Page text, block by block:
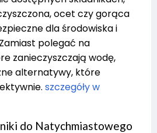
ocet czy gorąca
dla środowiska i
polegać na
zanieczyszczają wodę,
alternatywy, które
szczegóły w
do Natychmiastowego